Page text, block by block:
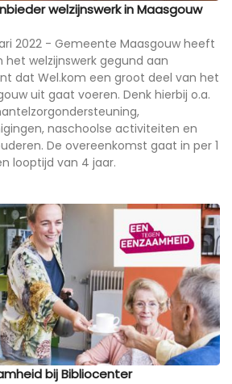
welzijnswerk in Maasgouw
2022 - Gemeente Maasgouw heeft
welzijnswerk gegund aan
dat Wel.kom een groot deel van het
uit gaat voeren. Denk hierbij o.a.
naschoolse activiteiten en
De overeenkomst gaat in per 1
looptijd van 4 jaar.
bij Bibliocenter